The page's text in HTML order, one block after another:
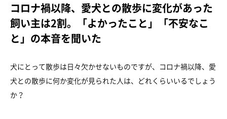
コロナ禍以降、愛犬との散歩に変化があった
飼い主は2割。「よかったこと」「不安なこ
と」の本音を聞いた
犬にとって散歩は日々欠かせないものですが、コロナ禍以降、愛
犬との散歩に何か変化が見られた人は、どれくらいいるでしょう
か？